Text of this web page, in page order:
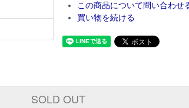
この商品について問い合わせ
買い物を続ける
SOLD OUT